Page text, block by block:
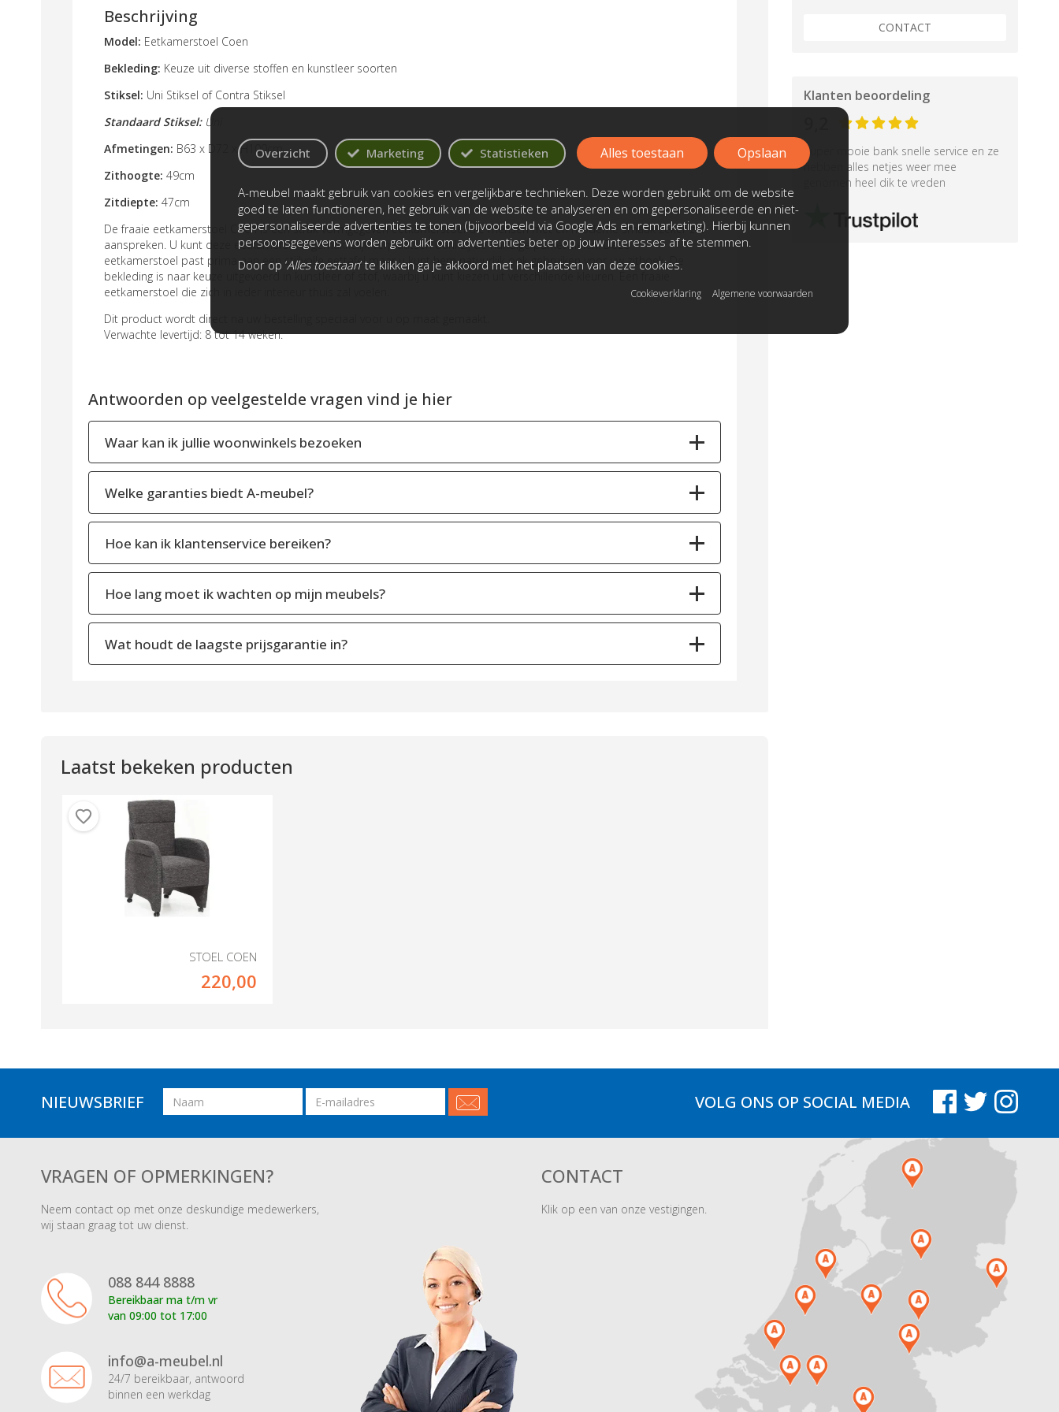
Beschrijving
Model: Eetkamerstoel Coen
Bekleding: Keuze uit diverse stoffen en kunstleer soorten
Stiksel: Uni Stiksel of Contra Stiksel
Standaard Stiksel:Uni
Afmetingen: B63 x D72 x H100cm
Zithoogte: 49cm
Zitdiepte: 47cm
De fraaie eetkamerstoel Coen is een strak vormgegeven eetkamerstoel die mensen met en moderne smaak zeker zal
aanspreken. U kunt deze eetkamerstoel gemakkelijk verplaatsen dankzij de handige parketwielen. Deze
eetkamerstoel past prima aan een stijlvolle eettafel maar u kunt hem natuurlijk ook gebruiken voor uw zithoek. De
bekleding is naar keuze uitgevoerd in kunstleer of stof, waarbij u kunt kiezen uit verschillende kleuren. Een fraaie
eetkamerstoel die zich in ieder interieur thuis zal voelen.
Dit product wordt direct na uw bestelling speciaal voor u op maat gemaakt.
Verwachte levertijd: 8 tot 14 weken.
Antwoorden op veelgestelde vragen vind je hier
Waar kan ik jullie woonwinkels bezoeken
Welke garanties biedt A-meubel?
Hoe kan ik klantenservice bereiken?
Hoe lang moet ik wachten op mijn meubels?
Wat houdt de laagste prijsgarantie in?
Laatst bekeken producten
STOEL COEN
220,00
CONTACT
Klanten beoordeling
Super mooie bank snelle service en ze
hebben alles netjes weer mee
genomen heel dik te vreden
NIEUWSBRIEF Naam
Email
adres
VOLG ONS OP SOCIAL MEDIA
VRAGEN OF OPMERKINGEN?
Neem contact op met onze deskundige medewerkers,
wij staan graag tot uw dienst.
088 844 8888
Bereikbaar ma t/m vr
van 09:00 tot 17:00
info@a-meubel.nl
24/7 bereikbaar, antwoord
binnen een werkdag
CONTACT
Klik op een van onze vestigingen.
Overzicht Marketing Statistieken
A-meubel maakt gebruik van cookies en vergelijkbare technieken. Deze worden gebruikt om de website
goed te laten functioneren, het gebruik van de website te analyseren en om gepersonaliseerde en niet-
gepersonaliseerde advertenties te tonen (bijvoorbeeld via Google Ads en remarketing). Hierbij kunnen
persoonsgegevens worden gebruikt om advertenties beter op jouw interesses af te stemmen.
Door op ‘Alles toestaan’ te klikken ga je akkoord met het plaatsen van deze cookies.
Alles toestaan Opslaan
Cookieverklaring Algemene voorwaarden